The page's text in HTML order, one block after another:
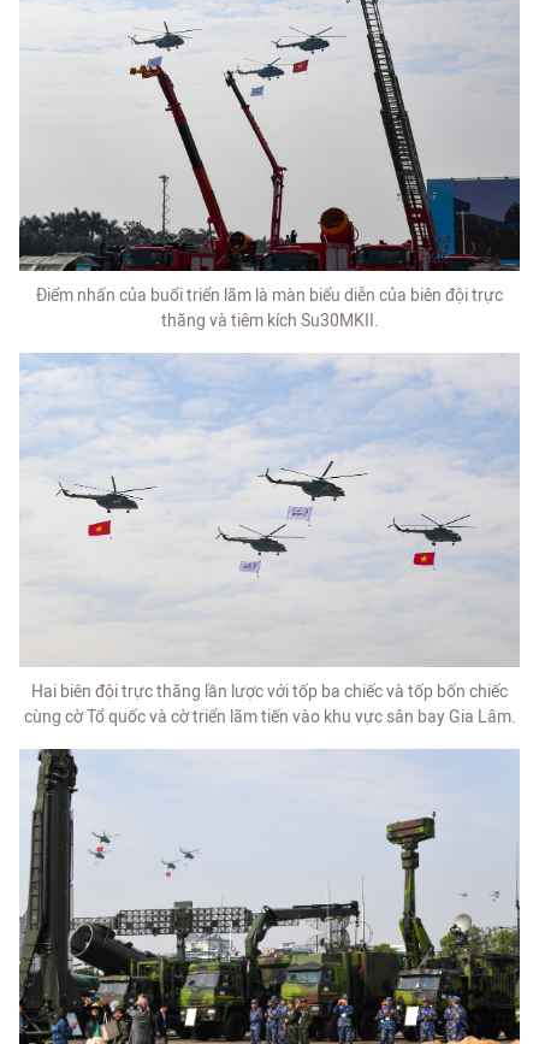
Điểm nhấn của buổi triển lãm là màn biểu diễn của biên đội trực
thăng và tiêm kích Su30MKII.
Hai biên đội trực thăng lần lược với tốp ba chiếc và tốp bốn chiếc
cùng cờ Tổ quốc và cờ triển lãm tiến vào khu vực sân bay Gia Lâm.